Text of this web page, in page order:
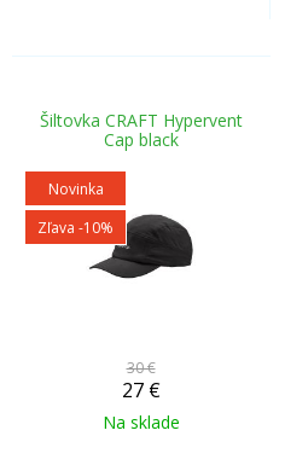
Šiltovka CRAFT Hypervent
Cap black
Novinka
Zľava -10%
30 €
27 €
Na sklade